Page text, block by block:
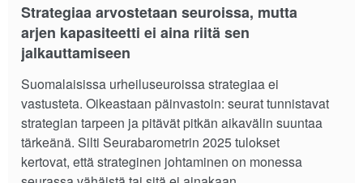
Strategiaa arvostetaan seuroissa, mutta
arjen kapasiteetti ei aina riitä sen
jalkauttamiseen
Suomalaisissa urheiluseuroissa strategiaa ei
vastusteta. Oikeastaan päinvastoin: seurat tunnistavat
strategian tarpeen ja pitävät pitkän aikavälin suuntaa
tärkeänä. Silti Seurabarometrin 2025 tulokset
kertovat, että strateginen johtaminen on monessa